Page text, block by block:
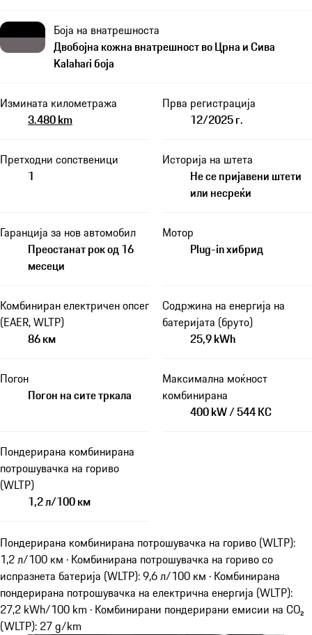
Боја на внатрешноста
Двобојна кожна внатрешност во Црна и Сива
Kalahari боја
Измината километража
3.480 km
Прва регистрација
12/2025 г.
Претходни сопственици
1
Историја на штета
Не се пријавени штети
или несреќи
Гаранција за нов автомобил
Преостанат рок од 16
месеци
Мотор
Plug-in хибрид
Комбиниран електричен опсег
(EAER, WLTP)
86 км
Содржина на енергија на
батеријата (бруто)
25,9 kWh
Погон
Погон на сите тркала
Максимална моќност
комбинирана
400 kW / 544 КС
Пондерирана комбинирана
потрошувачка на гориво
(WLTP)
1,2 л/100 км
Пондерирана комбинирана потрошувачка на гориво (WLTP):
1,2 л/100 км · Комбинирана потрошувачка на гориво со
испразнета батерија (WLTP): 9,6 л/100 км · Комбинирана
пондерирана потрошувачка на електрична енергија (WLTP):
27,2 kWh/100 km · Комбинирани пондерирани емисии на CO₂
(WLTP): 27 g/km